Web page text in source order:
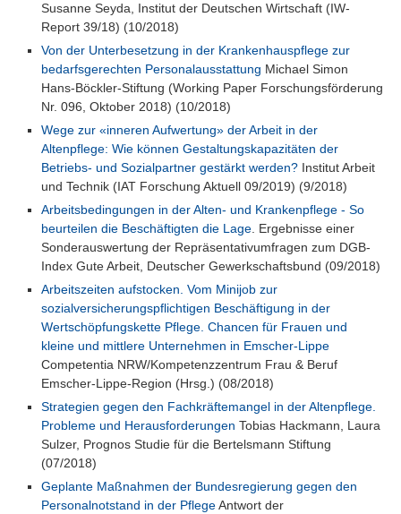
Susanne Seyda, Institut der Deutschen Wirtschaft (IW-
Report 39/18) (10/2018)
Von der Unterbesetzung in der Krankenhauspflege zur
bedarfsgerechten Personalausstattung Michael Simon
Hans-Böckler-Stiftung (Working Paper Forschungsförderung
Nr. 096, Oktober 2018) (10/2018)
Wege zur «inneren Aufwertung» der Arbeit in der
Altenpflege: Wie können Gestaltungskapazitäten der
Betriebs- und Sozialpartner gestärkt werden?Institut Arbeit
und Technik (IAT Forschung Aktuell 09/2019) (9/2018)
Arbeitsbedingungen in der Alten- und Krankenpflege - So
beurteilen die Beschäftigten die Lage. Ergebnisse einer
Sonderauswertung der Repräsentativumfragen zum DGB-
Index Gute Arbeit, Deutscher Gewerkschaftsbund (09/2018)
Arbeitszeiten aufstocken. Vom Minijob zur
sozialversicherungspflichtigen Beschäftigung in der
Wertschöpfungskette Pflege. Chancen für Frauen und
kleine und mittlere Unternehmen in Emscher-Lippe
Competentia NRW/Kompetenzzentrum Frau & Beruf
Emscher-Lippe-Region (Hrsg.) (08/2018)
Strategien gegen den Fachkräftemangel in der Altenpflege.
Probleme und Herausforderungen Tobias Hackmann, Laura
Sulzer, Prognos Studie für die Bertelsmann Stiftung
(07/2018)
Geplante Maßnahmen der Bundesregierung gegen den
Personalnotstand in der PflegeAntwort der